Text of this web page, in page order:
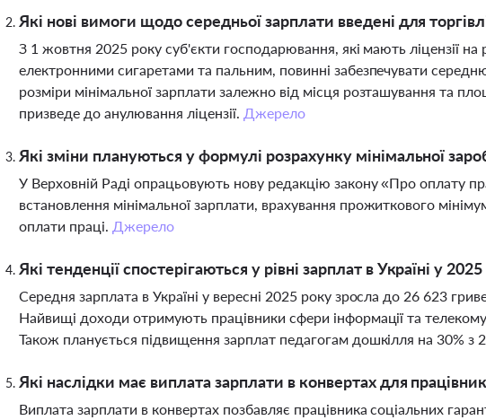
Які нові вимоги щодо середньої зарплати введені для
З 1 жовтня 2025 року суб'єкти господарювання, які мають ліцензії
електронними сигаретами та пальним, повинні забезпечувати
розміри мінімальної зарплати залежно від місця розташування та
призведе до анулювання ліцензії. Джерело
Які зміни плануються у формулі розрахунку мінімальної
У Верховній Раді опрацьовують нову редакцію закону «Про оплату
встановлення мінімальної зарплати, врахування прожиткового
оплати праці. Джерело
Які тенденції спостерігаються у рівні зарплат в Україні у 2025
Середня зарплата в Україні у вересні 2025 року зросла до 26 623
Найвищі доходи отримують працівники сфери інформації та
Також планується підвищення зарплат педагогам дошкілля на 30% з
Які наслідки має виплата зарплати в конвертах для
Виплата зарплати в конвертах позбавляє працівника соціальних